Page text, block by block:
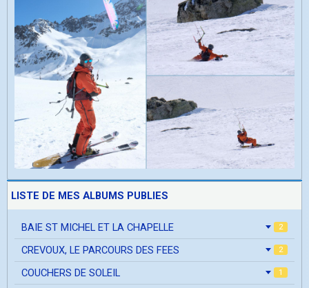
LISTE DE MES ALBUMS PUBLIES
BAIE ST MICHEL ET LA CHAPELLE 2
CREVOUX, LE PARCOURS DES FEES 2
COUCHERS DE SOLEIL 1